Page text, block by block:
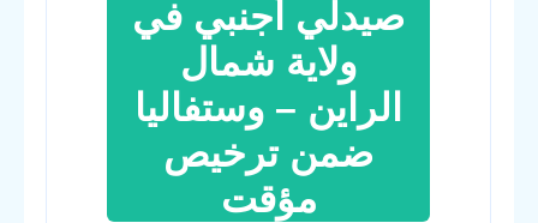
صيدلي أجنبي في
ولاية شمال
الراين – وستفاليا
ضمن ترخيص
مؤقت